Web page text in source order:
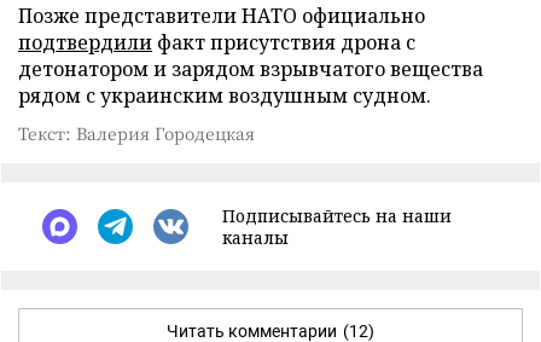
Позже представители НАТО официально
подтвердили факт присутствия дрона с
детонатором и зарядом взрывчатого вещества
рядом с украинским воздушным судном.
Текст: Валерия Городецкая
Подписывайтесь на наши
каналы
Читать комментарии (12)